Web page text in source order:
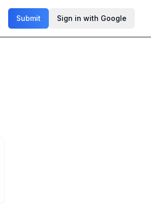
Submit Sign in with Google